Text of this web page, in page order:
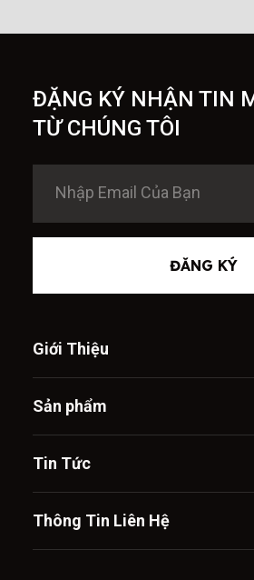
ĐẶNG KÝ NHẬN TIN
TỪ CHÚNG TÔI
ĐĂNG KÝ
Giới Thiệu
Sản phẩm
Tin Tức
Thông Tin Liên Hệ